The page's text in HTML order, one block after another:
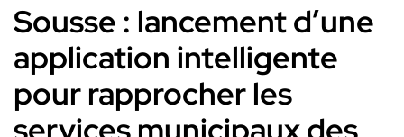
Sousse : lancement d’une
application intelligente
pour rapprocher les